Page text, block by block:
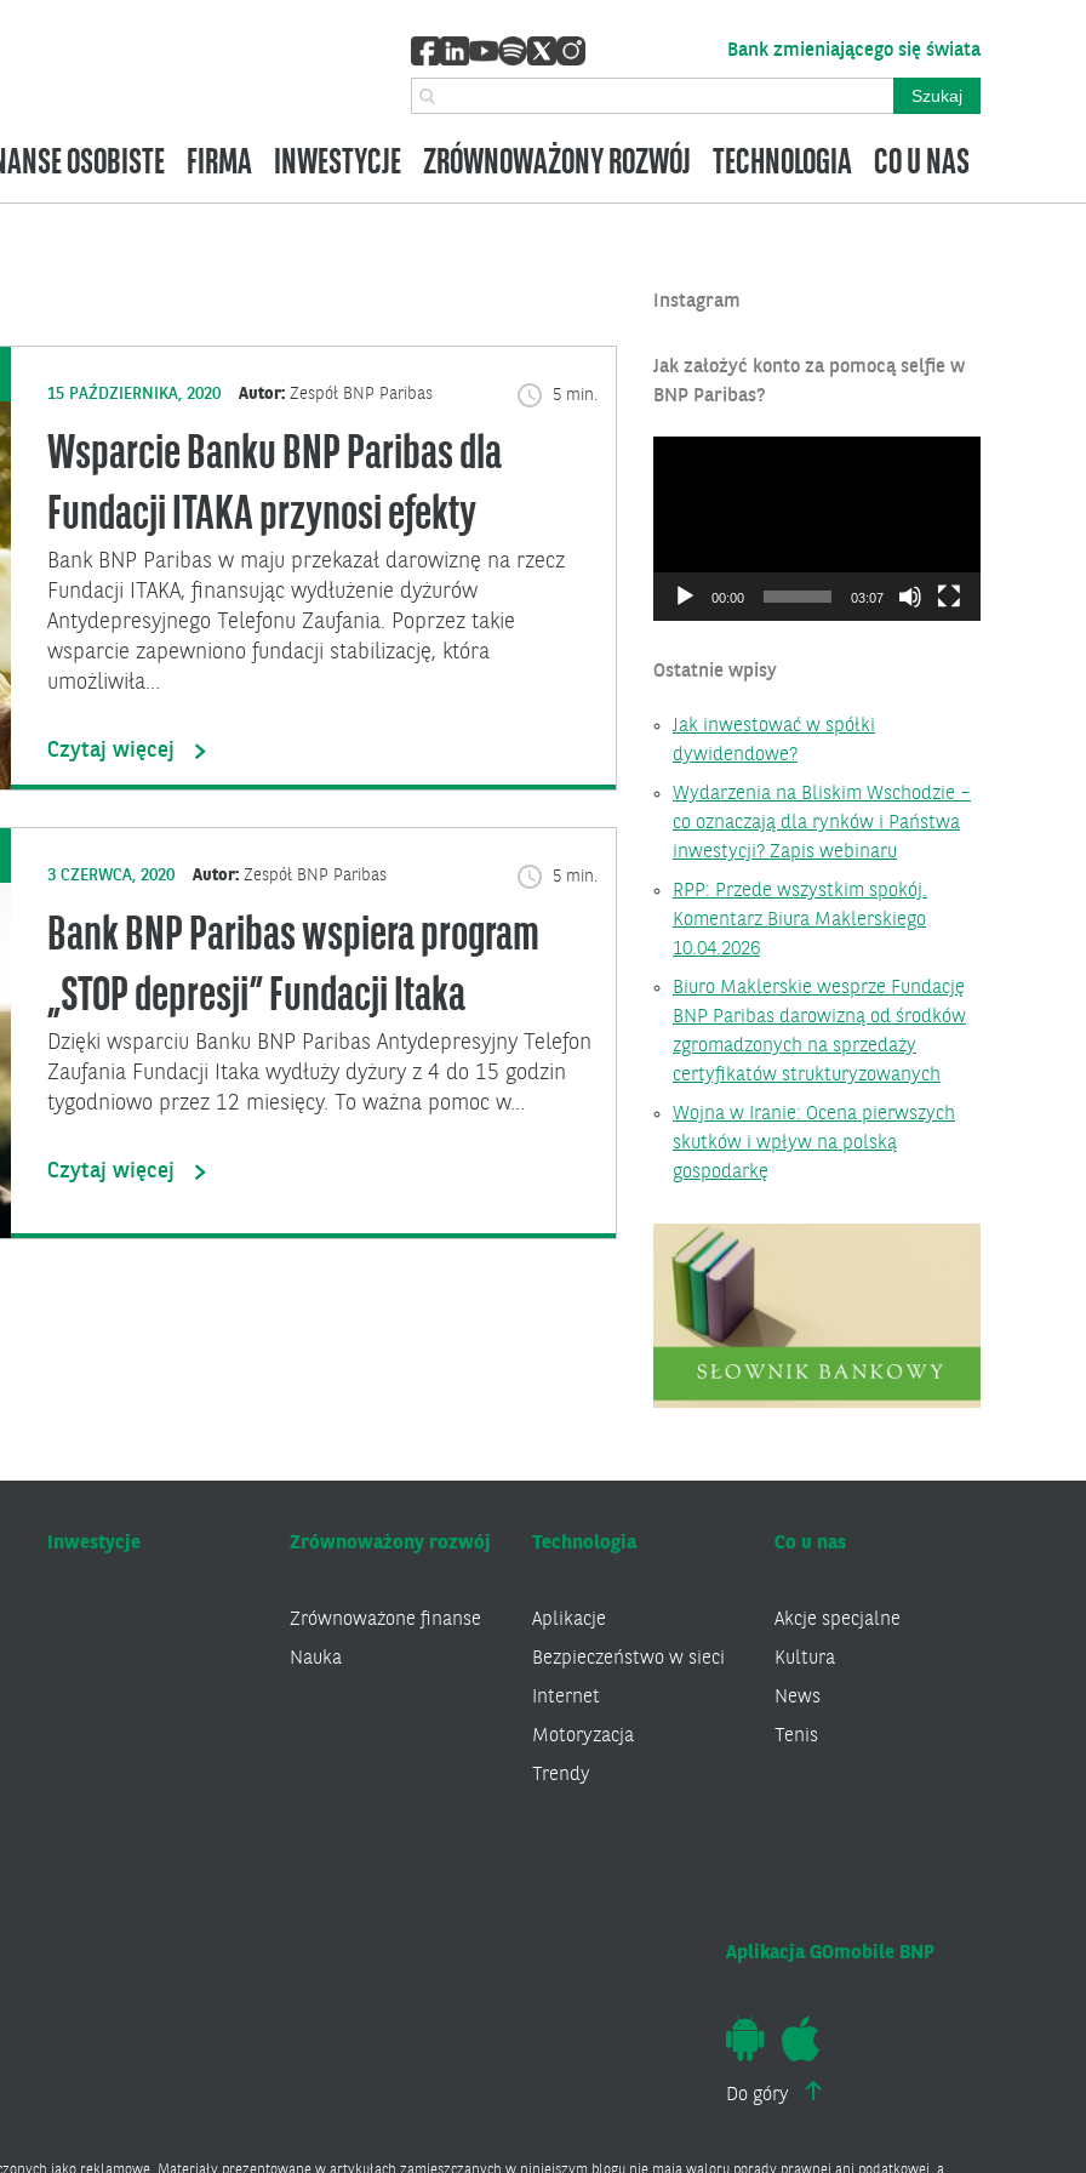
Bank zmieniającego się świata
OSOBISTE FIRMA INWESTYCJE ZRÓWNOWAŻONY ROZWÓJ TECHNOLOGIA CO U NAS
15 PAŹDZIERNIKA, 2020 Autor:Zespół BNP Paribas 5 min.
Wsparcie Banku BNP Paribas dla
Fundacji ITAKA przynosi efekty
Bank BNP Paribas w maju przekazał darowiznę na rzecz
Fundacji ITAKA, finansując wydłużenie dyżurów
Antydepresyjnego Telefonu Zaufania. Poprzez takie
wsparcie zapewniono fundacji stabilizację, która
umożliwiła…
Czytaj więcej
3 CZERWCA, 2020 Autor:Zespół BNP Paribas 5 min.
Bank BNP Paribas wspiera program
„STOP depresji” Fundacji Itaka
Dzięki wsparciu Banku BNP Paribas Antydepresyjny Telefon
Zaufania Fundacji Itaka wydłuży dyżury z 4 do 15 godzin
tygodniowo przez 12 miesięcy. To ważna pomoc w…
Czytaj więcej
Instagram
Jak założyć konto za pomocą selfie w
BNP Paribas?
00:00 03:07
Ostatnie wpisy
Jak inwestować w spółki
dywidendowe?
Wydarzenia na Bliskim Wschodzie –
co oznaczają dla rynków i Państwa
inwestycji? Zapis webinaru
RPP: Przede wszystkim spokój.
Komentarz Biura Maklerskiego
10.04.2026
Biuro Maklerskie wesprze Fundację
BNP Paribas darowizną od środków
zgromadzonych na sprzedaży
certyfikatów strukturyzowanych
Wojna w Iranie: Ocena pierwszych
skutków i wpływ na polską
gospodarkę
Inwestycje Zrównoważony rozwój
Zrównoważone finanse
Nauka
Technologia
Aplikacje
Bezpieczeństwo w sieci
Internet
Motoryzacja
Trendy
Co u nas
Akcje specjalne
Kultura
News
Tenis
Aplikacja GOmobile BNP
Do góry
jako reklamowe. Materiały prezentowane w artykułach zamieszczanych w niniejszym blogu nie mają waloru porady prawnej ani podatkowej, a